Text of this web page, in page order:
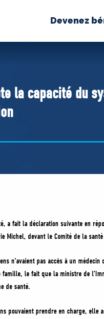
Devenez
la capacité du
a fait la déclaration suivante en
Michel, devant le Comité de la
n’avaient pas accès à un
famille, le fait que la ministre de
de santé.
pouvaient prendre en charge, elle